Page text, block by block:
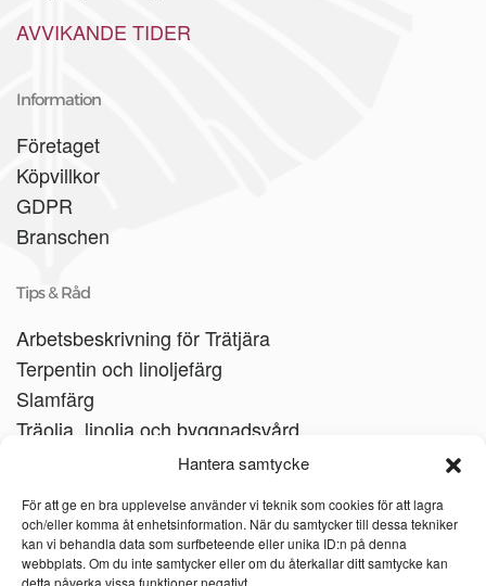
Hantera samtycke
För att ge en bra upplevelse använder vi teknik som cookies för att lagra
och/eller komma åt enhetsinformation. När du samtycker till dessa tekniker
kan vi behandla data som surfbeteende eller unika ID:n på denna
webbplats. Om du inte samtycker eller om du återkallar ditt samtycke kan
detta påverka vissa funktioner negativt.
AVVIKANDE TIDER
Information
Företaget
Köpvillkor
GDPR
Branschen
Tips & Råd
Arbetsbeskrivning för Trätjära
Terpentin och linoljefärg
Slamfärg
Träolja, linolja och byggnadsvård